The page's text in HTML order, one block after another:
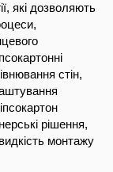
які дозволяють
стін,
рішення,
монтажу